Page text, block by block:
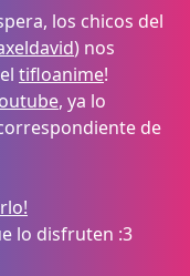
los chicos del
) nos
tifloanime!
, ya lo
de
lo disfruten :3